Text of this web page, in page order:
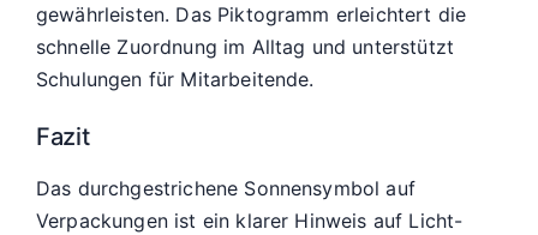
gewährleisten. Das Piktogramm erleichtert die
schnelle Zuordnung im Alltag und unterstützt
Schulungen für Mitarbeitende.
Fazit
Das durchgestrichene Sonnensymbol auf
Verpackungen ist ein klarer Hinweis auf Licht-